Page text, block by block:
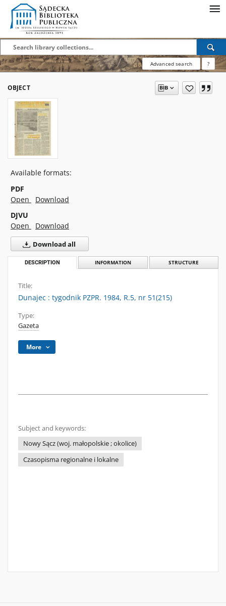
Advanced search ?
OBJECT
Available formats:
PDF
Open
Download
DJVU
Open
Download
Download all
DESCRIPTION INFORMATION STRUCTURE
Title:
Dunajec : tygodnik PZPR. 1984, R.5, nr 51(215)
Type:
Gazeta
More
Subject and keywords:
Nowy Sącz (woj. małopolskie ; okolice)
Czasopisma regionalne i lokalne